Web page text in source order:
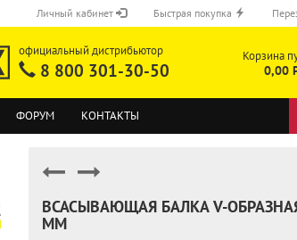
Личный кабинет Быстрая покупка
официальный дистрибьютор
8 800 301-30-50
Корзина
0,00
ФОРУМ КОНТАКТЫ
ВСАСЫВАЮЩАЯ БАЛКА V-
ММ